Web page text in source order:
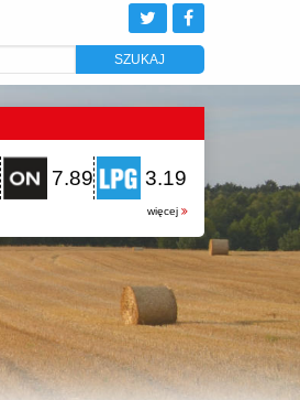
7.89 3.19
więcej